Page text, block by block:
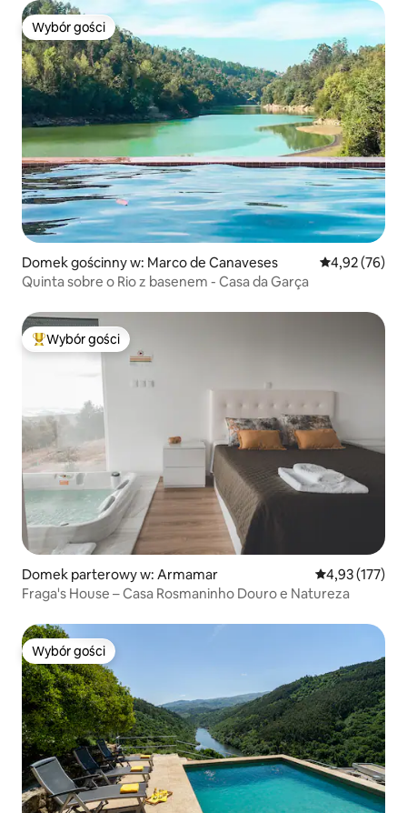
Wybór gości
Wybór gości
Domek gościnny w: Marco de Canaveses Średnia
4,92 (76)
Quinta sobre o Rio z basenem - Casa da Garça
Najpopularniejsze z kategorii Wybór gości
Wybór gości
Domek parterowy w: Armamar Średnia
4,93 (177)
Fraga's House – Casa Rosmaninho Douro e Natureza
Wybór gości
Wybór gości